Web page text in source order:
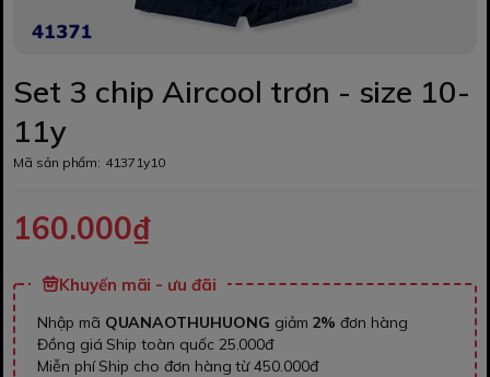
Set 3 chip Aircool trơn - size 10-
11y
Mã sản phẩm: 41371y10
160.000₫
Khuyến mãi - ưu đãi
Nhập mã QUANAOTHUHUONG giảm 2% đơn hàng
Đồng giá Ship toàn quốc 25.000đ
Miễn phí Ship cho đơn hàng từ 450.000đ